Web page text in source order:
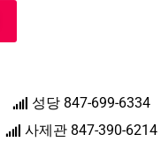
성당 847-699-6334
사제관 847-390-6214